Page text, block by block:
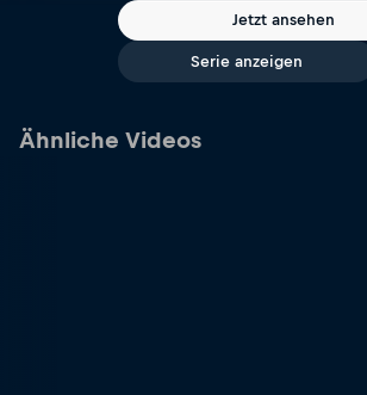
Jetzt ansehen
Serie anzeigen
Ähnliche Videos